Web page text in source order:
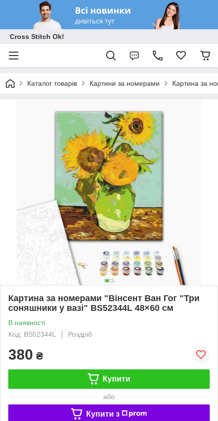
Cross Stitch Ok!
Каталог товарів Картини за номерами Картина за
Картина за номерами "Вінсент Ван Гог "Три
соняшники у вазі" BS52344L 48×60 см
В наявності
Код: BS52344L
Роздріб
380 ₴
Купити
або
Купити з